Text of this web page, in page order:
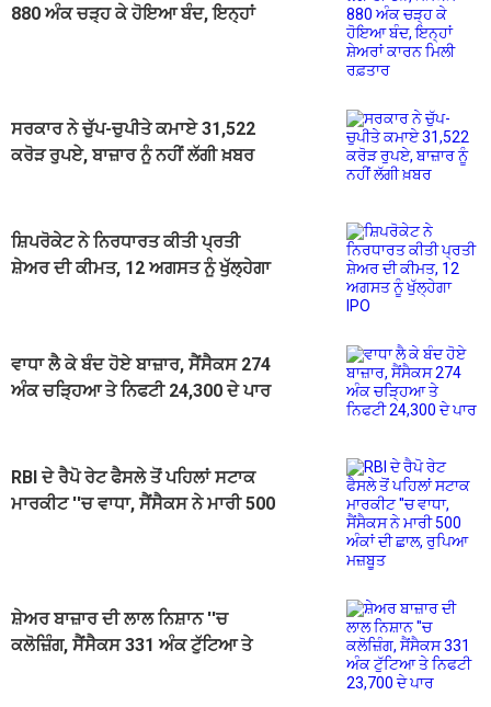
880 ਅੰਕ ਚੜ੍ਹ ਕੇ ਹੋਇਆ ਬੰਦ, ਇਨ੍ਹਾਂ
ਸਰਕਾਰ ਨੇ ਚੁੱਪ-ਚੁਪੀਤੇ ਕਮਾਏ 31,522
ਕਰੋੜ ਰੁਪਏ, ਬਾਜ਼ਾਰ ਨੂੰ ਨਹੀਂ ਲੱਗੀ ਖ਼ਬਰ
ਸ਼ਿਪਰੋਕੇਟ ਨੇ ਨਿਰਧਾਰਤ ਕੀਤੀ ਪ੍ਰਤੀ
ਸ਼ੇਅਰ ਦੀ ਕੀਮਤ, 12 ਅਗਸਤ ਨੂੰ ਖੁੱਲ੍ਹੇਗਾ
ਵਾਧਾ ਲੈ ਕੇ ਬੰਦ ਹੋਏ ਬਾਜ਼ਾਰ, ਸੈਂਸੈਕਸ 274
ਅੰਕ ਚੜ੍ਹਿਆ ਤੇ ਨਿਫਟੀ 24,300 ਦੇ ਪਾਰ
RBI ਦੇ ਰੈਪੋ ਰੇਟ ਫੈਸਲੇ ਤੋਂ ਪਹਿਲਾਂ ਸਟਾਕ
ਮਾਰਕੀਟ ''ਚ ਵਾਧਾ, ਸੈਂਸੈਕਸ ਨੇ ਮਾਰੀ 500
ਸ਼ੇਅਰ ਬਾਜ਼ਾਰ ਦੀ ਲਾਲ ਨਿਸ਼ਾਨ ''ਚ
ਕਲੋਜ਼ਿੰਗ, ਸੈਂਸੈਕਸ 331 ਅੰਕ ਟੁੱਟਿਆ ਤੇ